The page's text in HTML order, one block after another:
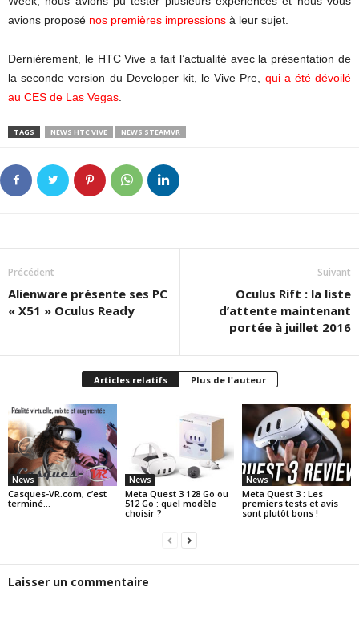
avions proposé nos premières impressions à leur sujet.
Dernièrement, le HTC Vive a fait l’actualité avec la présentation de
la seconde version du Developer kit, le Vive Pre, qui a été dévoilé
au CES de Las Vegas.
TAGS NEWS HTC VIVE NEWS STEAMVR
Précédent
Alienware présente ses PC
« X51 » Oculus Ready
Suivant
Oculus Rift : la liste
d’attente maintenant
portée à juillet 2016
Articles relatifs Plus de l'auteur
News
Casques-VR.com, c’est
terminé…
News
Meta Quest 3 128 Go ou
512 Go : quel modèle
choisir ?
News
Meta Quest 3 : Les
premiers tests et avis
sont plutôt bons !
Laisser un commentaire